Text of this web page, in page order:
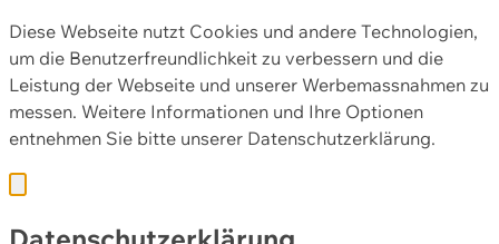
Diese Webseite nutzt Cookies und andere Technologien,
um die Benutzerfreundlichkeit zu verbessern und die
Leistung der Webseite und unserer Werbemassnahmen zu
messen. Weitere Informationen und Ihre Optionen
entnehmen Sie bitte unserer Datenschutzerklärung.